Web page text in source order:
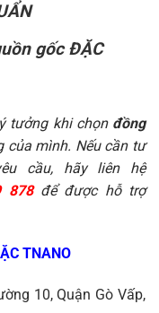
gốc ĐẶC
tưởng khi chọn đồng
của mình. Nếu cần tư
cầu, hãy liên hệ
878 để được hỗ trợ
TNANO
10, Quận Gò Vấp,